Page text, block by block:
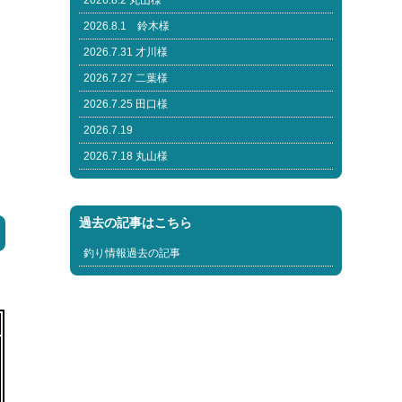
2026.8.1 鈴木様
2026.7.31 才川様
2026.7.27 二葉様
2026.7.25 田口様
2026.7.19
2026.7.18 丸山様
過去の記事はこちら
釣り情報過去の記事